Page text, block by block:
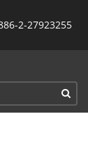
2-27923255